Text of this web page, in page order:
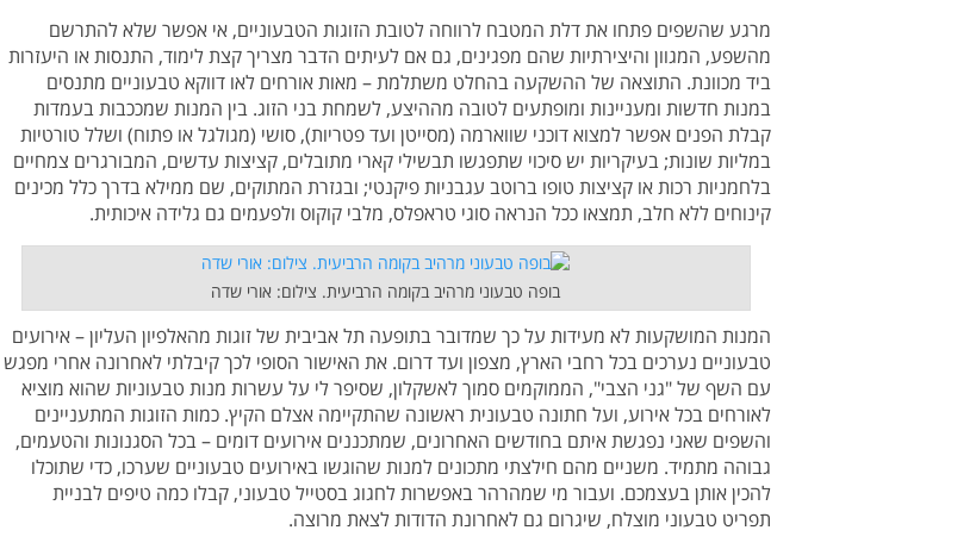
מרגע שהשפים פתחו את דלת המטבח לרווחה לטובת הזוגות הטבעוניים, אי אפשר שלא להתרשם
מהשפע, המגוון והיצירתיות שהם מפגינים, גם אם לעיתים הדבר מצריך קצת לימוד, התנסות או היעזרות
ביד מכוונת. התוצאה של ההשקעה בהחלט משתלמת – מאות אורחים לאו דווקא טבעוניים מתנסים
במנות חדשות ומעניינות ומופתעים לטובה מההיצע, לשמחת בני הזוג. בין המנות שמככבות בעמדות
קבלת הפנים אפשר למצוא דוכני שווארמה (מסייטן ועד פטריות), סושי (מגולגל או פתוח) ושלל טורטיות
במליות שונות; בעיקריות יש סיכוי שתפגשו תבשילי קארי מתובלים, קציצות עדשים, המבורגרים צמחיים
בלחמניות רכות או קציצות טופו ברוטב עגבניות פיקנטי; ובגזרת המתוקים, שם ממילא בדרך כלל מכינים
קינוחים ללא חלב, תמצאו ככל הנראה סוגי טראפלס, מלבי קוקוס ולפעמים גם גלידה איכותית.
בופה טבעוני מרהיב בקומה הרביעית. צילום: אורי שדה
המנות המושקעות לא מעידות על כך שמדובר בתופעה תל אביבית של זוגות מהאלפיון העליון – אירועים
טבעוניים נערכים בכל רחבי הארץ, מצפון ועד דרום. את האישור הסופי לכך קיבלתי לאחרונה אחרי מפגש
עם השף של "גני הצבי", הממוקמים סמוך לאשקלון, שסיפר לי על עשרות מנות טבעוניות שהוא מוציא
לאורחים בכל אירוע, ועל חתונה טבעונית ראשונה שהתקיימה אצלם הקיץ. כמות הזוגות המתעניינים
והשפים שאני נפגשת איתם בחודשים האחרונים, שמתכננים אירועים דומים – בכל הסגנונות והטעמים,
גבוהה מתמיד. משניים מהם חילצתי מתכונים למנות שהוגשו באירועים טבעוניים שערכו, כדי שתוכלו
להכין אותן בעצמכם. ועבור מי שמהרהר באפשרות לחגוג בסטייל טבעוני, קבלו כמה טיפים לבניית
תפריט טבעוני מוצלח, שיגרום גם לאחרונת הדודות לצאת מרוצה.